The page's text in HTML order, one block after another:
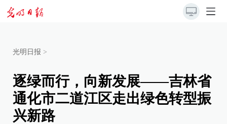
光明日报 >
逐绿而行，向新发展——吉林省
通化市二道江区走出绿色转型振
兴新路